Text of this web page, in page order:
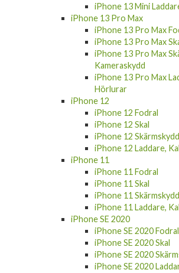
iPhone 13 Mini
iPhone 13 Pro Max
iPhone 13 Pro Max
iPhone 13 Pro Max
iPhone 13 Pro Max
Kameraskydd
iPhone 13 Pro Max
Hörlurar
iPhone 12
iPhone 12 Fodral
iPhone 12 Skal
iPhone 12
iPhone 12 Laddare,
iPhone 11
iPhone 11 Fodral
iPhone 11 Skal
iPhone 11
iPhone 11 Laddare,
iPhone SE 2020
iPhone SE 2020 Fodral
iPhone SE 2020 Skal
iPhone SE 2020
iPhone SE 2020